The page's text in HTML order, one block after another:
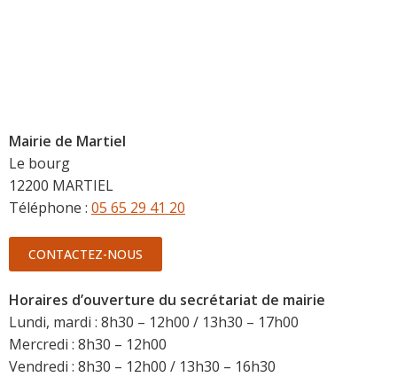
Mairie de Martiel
Le bourg
12200 MARTIEL
Téléphone : 05 65 29 41 20
CONTACTEZ-NOUS
Horaires d’ouverture du secrétariat de mairie
Lundi, mardi : 8h30 – 12h00 / 13h30 – 17h00
Mercredi : 8h30 – 12h00
Vendredi : 8h30 – 12h00 / 13h30 – 16h30